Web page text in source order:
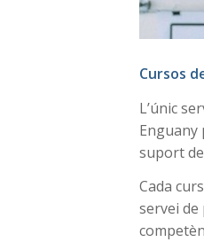
Cursos
L’únic
Enguany
suport
Cada
servei de